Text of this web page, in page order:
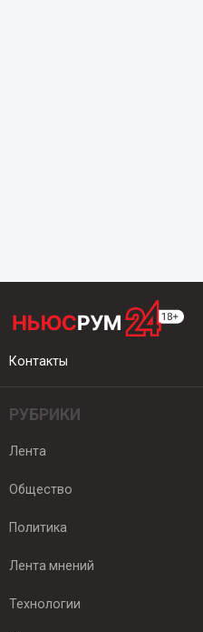
Контакты
РУБРИКИ
Лента
Общество
Политика
Лента мнений
Технологии